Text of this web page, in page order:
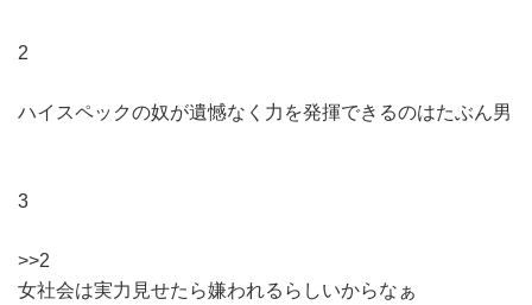
2
ハイスペックの奴が遺憾なく力を発揮できるのはたぶん男
3
>>2
女社会は実力見せたら嫌われるらしいからなぁ